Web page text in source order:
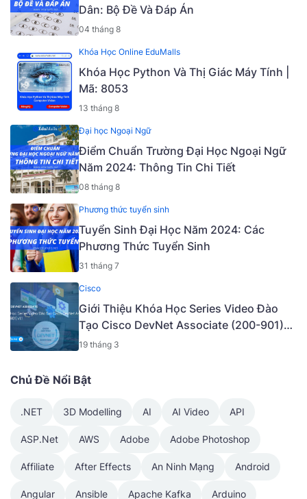
Dân: Bộ Đề Và Đáp Án
04 tháng 8
Khóa Học Online EduMalls
Khóa Học Python Và Thị Giác Máy Tính |
Mã: 8053
13 tháng 8
Đại học Ngoại Ngữ
Điểm Chuẩn Trường Đại Học Ngoại Ngữ
Năm 2024: Thông Tin Chi Tiết
08 tháng 8
Phương thức tuyển sinh
Tuyển Sinh Đại Học Năm 2024: Các
Phương Thức Tuyển Sinh
31 tháng 7
Cisco
Giới Thiệu Khóa Học Series Video Đào
Tạo Cisco DevNet Associate (200-901)
v1.1 [Mã - 6927 A]
19 tháng 3
Chủ Đề Nổi Bật
.NET 3D Modelling AI AI Video API
ASP.Net AWS Adobe Adobe Photoshop
Affiliate After Effects An Ninh Mạng Android
Angular Ansible Apache Kafka Arduino